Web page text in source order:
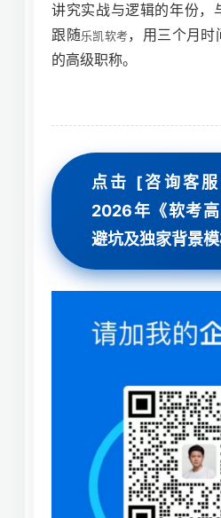
讲究实战与逻辑的年份，
跟随乐凯软考，用三个月时
的高级职称。
点击 [咨询客
2026年《软考
避坑及独家背景模